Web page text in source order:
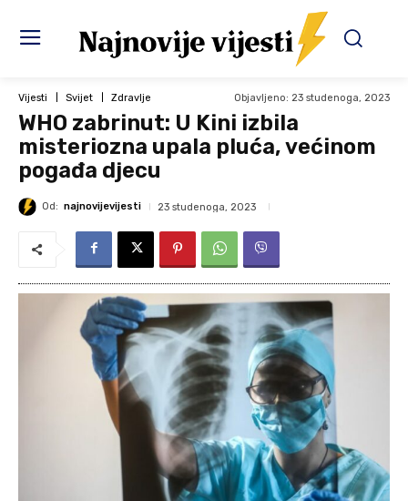
Vijesti Svijet Zdravlje Objavljeno: 23 studenoga, 2023
WHO zabrinut: U Kini izbila
misteriozna upala pluća, većinom
pogađa djecu
Od: najnovijevijesti 23 studenoga, 2023